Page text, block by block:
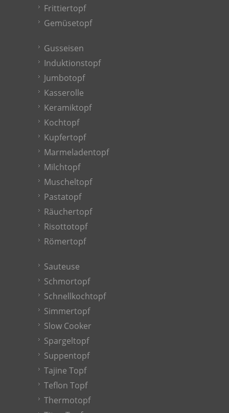
Frittiertopf
Gemüsetopf
Gusseisen
Induktionstopf
Jumbotopf
Kasserolle
Keramiktopf
Kochtopf
Kupfertopf
Marmeladentopf
Milchtopf
Muscheltopf
Pastatopf
Räuchertopf
Risottotopf
Römertopf
Sauteuse
Schmortopf
Schnellkochtopf
Simmertopf
Slow Cooker
Spargeltopf
Suppentopf
Tajine Topf
Teflon Topf
Thermotopf